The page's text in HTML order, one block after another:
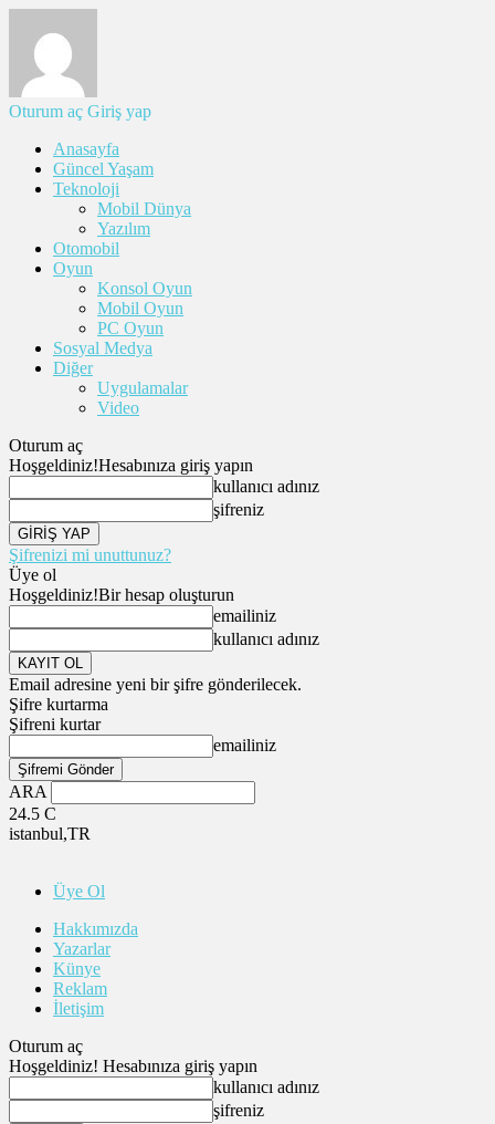
Oturum aç Giriş yap
Anasayfa
Güncel Yaşam
Teknoloji
Mobil Dünya
Yazılım
Otomobil
Oyun
Konsol Oyun
Mobil Oyun
PC Oyun
Sosyal Medya
Diğer
Uygulamalar
Video
Oturum aç
Hoşgeldiniz!Hesabınıza giriş yapın
kullanıcı adınız
şifreniz
Şifrenizi mi unuttunuz?
Üye ol
Hoşgeldiniz!Bir hesap oluşturun
emailiniz
kullanıcı adınız
Email adresine yeni bir şifre gönderilecek.
Şifre kurtarma
Şifreni kurtar
emailiniz
ARA
24.5 C
istanbul,TR
Üye Ol
Hakkımızda
Yazarlar
Künye
Reklam
İletişim
Oturum aç
Hoşgeldiniz! Hesabınıza giriş yapın
kullanıcı adınız
şifreniz